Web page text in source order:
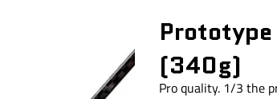
(340g)
Pro quality. 1/3 the